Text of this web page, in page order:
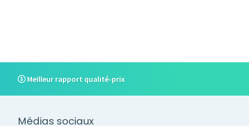
Meilleur rapport qualité-prix
Médias sociaux